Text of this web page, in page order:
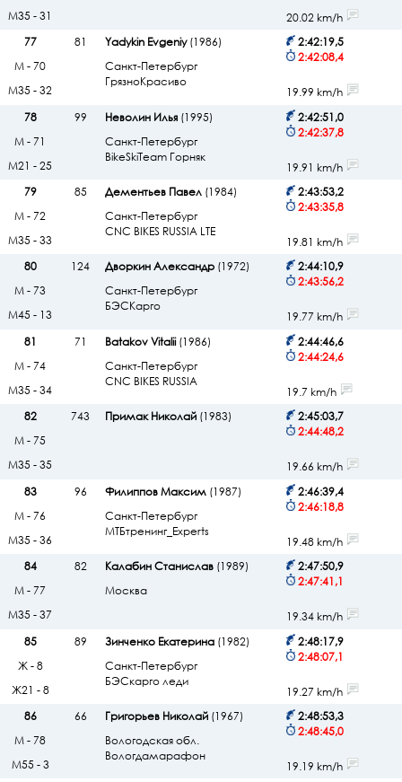
М35 - 31
20.02 km/h
77
81 Yadykin Evgeniy(1986)
Санкт-Петербург
ГрязноКрасиво
2:42:19,5
2:42:08,4
М - 70
М35 - 32
19.99 km/h
78
99 Неволин Илья(1995)
Санкт-Петербург
BikeSkiTeam Горняк
2:42:51,0
2:42:37,8
М - 71
М21 - 25
19.91 km/h
79
85 Дементьев Павел(1984)
Санкт-Петербург
CNC BIKES RUSSIA LTE
2:43:53,2
2:43:35,8
М - 72
М35 - 33
19.81 km/h
80
124 Дворкин Александр(1972)
Санкт-Петербург
БЭСКарго
2:44:10,9
2:43:56,2
М - 73
М45 - 13
19.77 km/h
81
71 Batakov Vitalii(1986)
Санкт-Петербург
CNC BIKES RUSSIA
2:44:46,6
2:44:24,6
М - 74
М35 - 34
19.7 km/h
82
743 Примак Николай(1983)
2:45:03,7
2:44:48,2
М - 75
М35 - 35
19.66 km/h
83
96 Филиппов Максим(1987)
Санкт-Петербург
МТБтренинг_Experts
2:46:39,4
2:46:18,8
М - 76
М35 - 36
19.48 km/h
84
82 Калабин Станислав(1989)
Москва
2:47:50,9
2:47:41,1
М - 77
М35 - 37
19.34 km/h
85
89 Зинченко Екатерина(1982)
Санкт-Петербург
БЭСкарго леди
2:48:17,9
2:48:07,1
Ж - 8
Ж21 - 8
19.27 km/h
86
66 Григорьев Николай(1967)
Вологодская обл.
Вологдамарафон
2:48:53,3
2:48:45,0
М - 78
М55 - 3
19.19 km/h